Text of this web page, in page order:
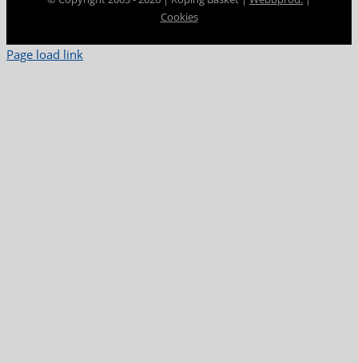
Cookies
Page load link